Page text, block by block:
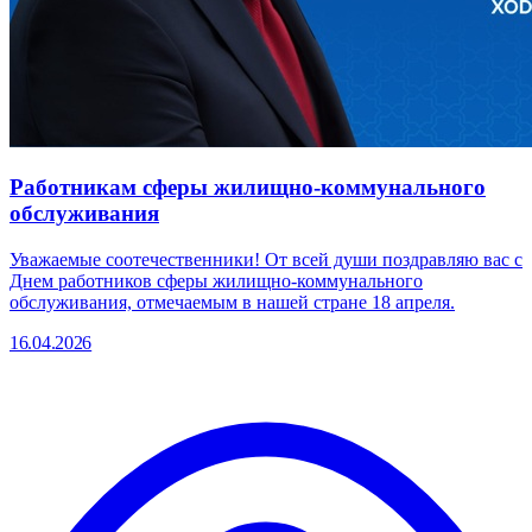
Работникам сферы жилищно-коммунального
обслуживания
Уважаемые соотечественники! От всей души поздравляю вас с
Днем работников сферы жилищно-коммунального
обслуживания, отмечаемым в нашей стране 18 апреля.
16.04.2026